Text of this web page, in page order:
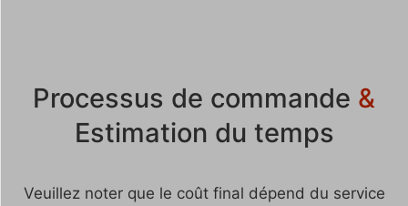
Processus de commande &
Estimation du temps
Veuillez noter que le coût final dépend du service